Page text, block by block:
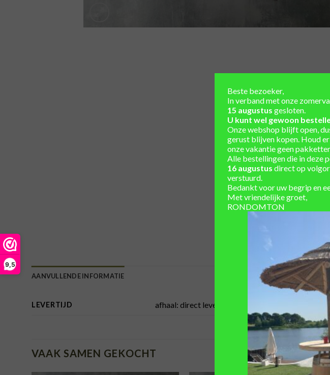
9,5
AANVULLENDE INFORMATIE
LEVERTIJD afhaal: direct leverbaar, verzending: 1-3 werkdagen
VAAK SAMEN GEKOCHT
Beste bezoeker,
In verband met onze
15 augustus gesloten.
U kunt wel gewoon
Onze webshop blijft open,
gerust blijven kopen. Houd
onze vakantie geen
Alle bestellingen die in deze
16 augustus direct op
verstuurd.
Bedankt voor uw begrip en
Met vriendelijke groet,
RONDOMTON